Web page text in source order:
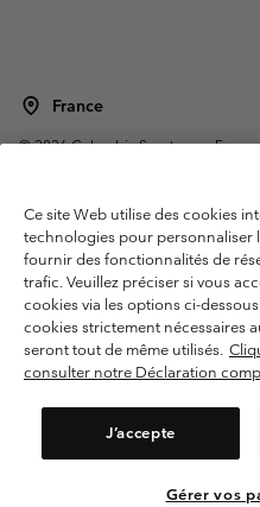
France
©2026Columbia Sportswear
Garanties Légales
Politique de
Conditions d'utilisation - Membres
Conditions D'utilisation - Contenu
Cookies
Public CBCR
Ce site Web utilise des cookies
technologies pour personnaliser
fournir des fonctionnalités de
trafic. Veuillez préciser si vous
cookies via les options ci-
cookies strictement nécessaires
seront tout de même utilisés.
consulter notre Déclaration
J’accepte
Gérer vos
Veuillez sélectionner
Achats
United States
France